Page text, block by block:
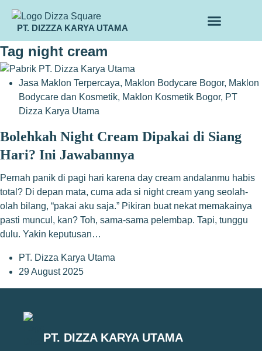
PT. DIZZZA KARYA UTAMA
Tag night cream
Jasa Maklon Terpercaya, Maklon Bodycare Bogor, Maklon
Bodycare dan Kosmetik, Maklon Kosmetik Bogor, PT
Dizza Karya Utama
Bolehkah Night Cream Dipakai di Siang
Hari? Ini Jawabannya
Pernah panik di pagi hari karena day cream andalanmu habis
total? Di depan mata, cuma ada si night cream yang seolah-
olah bilang, “pakai aku saja.” Pikiran buat nekat memakainya
pasti muncul, kan? Toh, sama-sama pelembap. Tapi, tunggu
dulu. Yakin keputusan…
PT. Dizza Karya Utama
29 August 2025
PT. DIZZA KARYA UTAMA